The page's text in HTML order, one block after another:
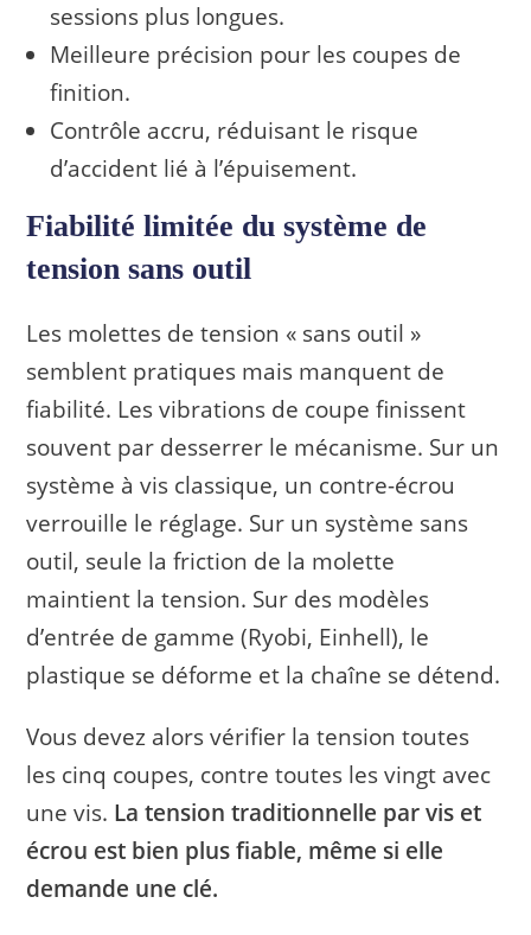
sessions plus longues.
Meilleure précision pour les coupes de
finition.
Contrôle accru, réduisant le risque
d’accident lié à l’épuisement.
Fiabilité limitée du système de
tension sans outil
Les molettes de tension « sans outil »
semblent pratiques mais manquent de
fiabilité. Les vibrations de coupe finissent
souvent par desserrer le mécanisme. Sur un
système à vis classique, un contre-écrou
verrouille le réglage. Sur un système sans
outil, seule la friction de la molette
maintient la tension. Sur des modèles
d’entrée de gamme (Ryobi, Einhell), le
plastique se déforme et la chaîne se détend.
Vous devez alors vérifier la tension toutes
les cinq coupes, contre toutes les vingt avec
une vis. La tension traditionnelle par vis et
écrou est bien plus fiable, même si elle
demande une clé.